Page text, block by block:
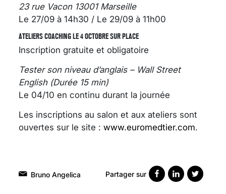
23 rue Vacon 13001 Marseille
Le 27/09 à 14h30 / Le 29/09 à 11h00
ATELIERS COACHING LE 4 OCTOBRE SUR PLACE
Inscription gratuite et obligatoire
Tester son niveau d’anglais – Wall Street
English (Durée 15 min)
Le 04/10 en continu durant la journée
Les inscriptions au salon et aux ateliers sont
ouvertes sur le site : www.euromedtier.com.
Bruno Angelica Partager sur